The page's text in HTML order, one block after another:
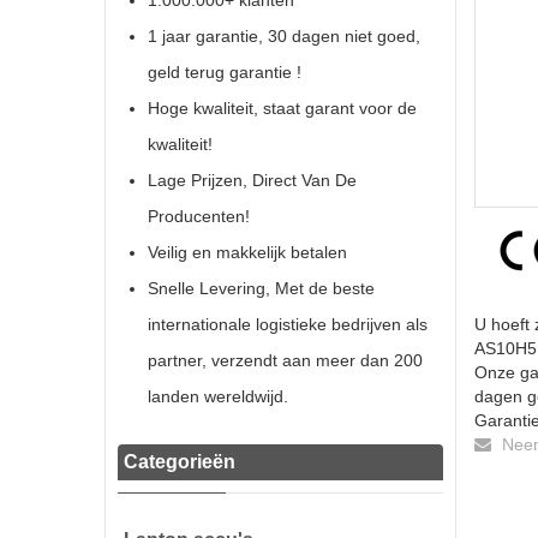
1 jaar garantie, 30 dagen niet goed,
geld terug garantie !
Hoge kwaliteit, staat garant voor de
kwaliteit!
Lage Prijzen, Direct Van De
Producenten!
Veilig en makkelijk betalen
Snelle Levering, Met de beste
internationale logistieke bedrijven als
partner, verzendt aan meer dan 200
landen wereldwijd.
Categorieën
U hoeft
Onze
dagen